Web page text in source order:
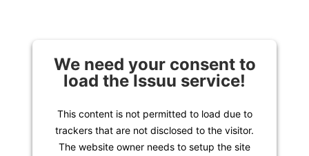
We need your consent to
load the Issuu service!
This content is not permitted to load due to
trackers that are not disclosed to the visitor.
The website owner needs to setup the site